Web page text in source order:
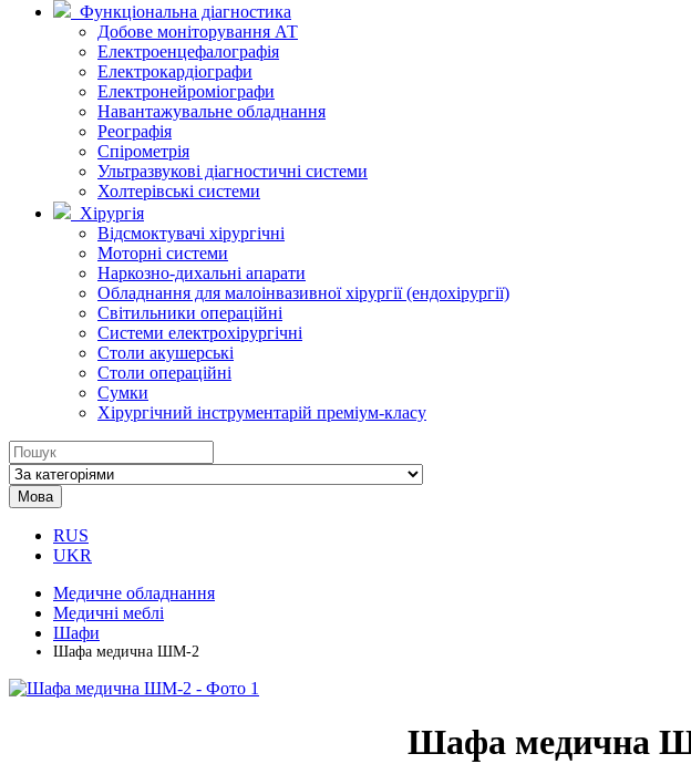
Функціональна діагностика
Добове моніторування АТ
Електроенцефалографія
Електрокардіографи
Електронейроміографи
Навантажувальне обладнання
Реографія
Спірометрія
Ультразвукові діагностичні системи
Холтерівські системи
Хірургія
Відсмоктувачі хірургічні
Моторні системи
Наркозно-дихальні апарати
Обладнання для малоінвазивної хірургії (ендохірургії)
Світильники операційні
Системи електрохірургічні
Столи акушерські
Столи операційні
Сумки
Хірургічний інструментарій преміум-класу
Мова
RUS
UKR
Медичне обладнання
Медичні меблі
Шафи
Шафа медична ШМ-2
Шафа медична